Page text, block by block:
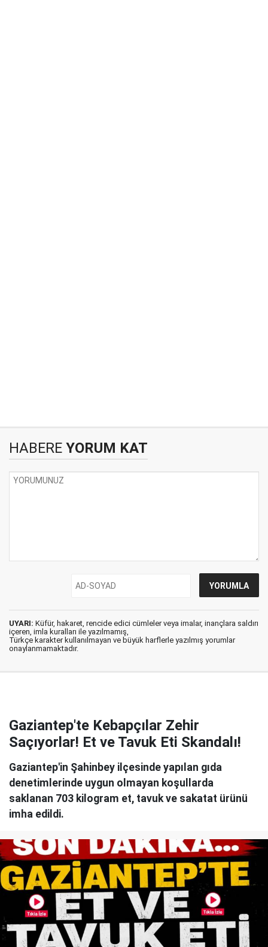
HABERE YORUM KAT
UYARI: Küfür, hakaret, rencide edici cümleler veya imalar, inançlara saldırı
içeren, imla kuralları ile yazılmamış,
Türkçe karakter kullanılmayan ve büyük harflerle yazılmış yorumlar
onaylanmamaktadır.
Gaziantep'te Kebapçılar Zehir
Saçıyorlar! Et ve Tavuk Eti Skandalı!
Gaziantep'in Şahinbey ilçesinde yapılan gıda
denetimlerinde uygun olmayan koşullarda
saklanan 703 kilogram et, tavuk ve sakatat ürünü
imha edildi.